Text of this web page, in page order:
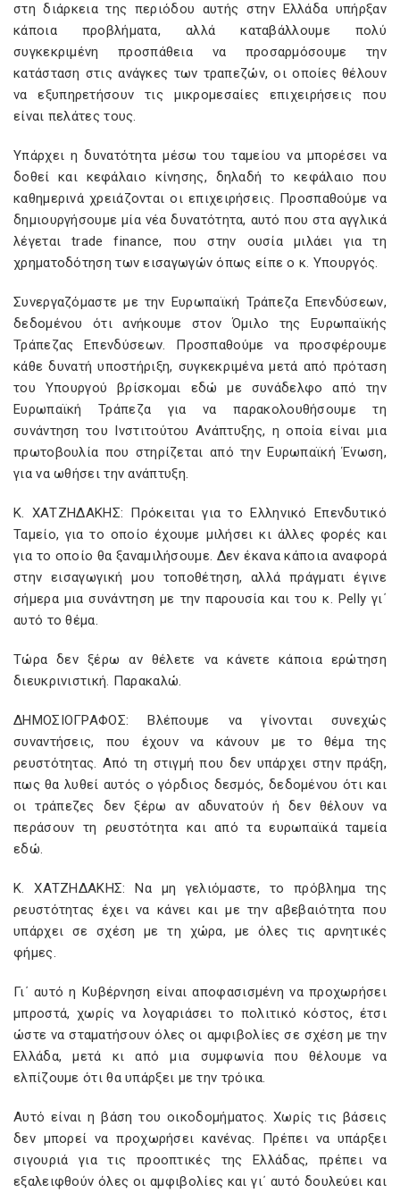
στη διάρκεια της περιόδου αυτής στην Ελλάδα υπήρξαν
κάποια προβλήματα, αλλά καταβάλλουμε πολύ
συγκεκριμένη προσπάθεια να προσαρμόσουμε την
κατάσταση στις ανάγκες των τραπεζών, οι οποίες θέλουν
να εξυπηρετήσουν τις μικρομεσαίες επιχειρήσεις που
είναι πελάτες τους.
Υπάρχει η δυνατότητα μέσω του ταμείου να μπορέσει να
δοθεί και κεφάλαιο κίνησης, δηλαδή το κεφάλαιο που
καθημερινά χρειάζονται οι επιχειρήσεις. Προσπαθούμε να
δημιουργήσουμε μία νέα δυνατότητα, αυτό που στα αγγλικά
λέγεται trade finance, που στην ουσία μιλάει για τη
χρηματοδότηση των εισαγωγών όπως είπε ο κ. Υπουργός.
Συνεργαζόμαστε με την Ευρωπαϊκή Τράπεζα Επενδύσεων,
δεδομένου ότι ανήκουμε στον Όμιλο της Ευρωπαϊκής
Τράπεζας Επενδύσεων. Προσπαθούμε να προσφέρουμε
κάθε δυνατή υποστήριξη, συγκεκριμένα μετά από πρόταση
του Υπουργού βρίσκομαι εδώ με συνάδελφο από την
Ευρωπαϊκή Τράπεζα για να παρακολουθήσουμε τη
συνάντηση του Ινστιτούτου Ανάπτυξης, η οποία είναι μια
πρωτοβουλία που στηρίζεται από την Ευρωπαϊκή Ένωση,
για να ωθήσει την ανάπτυξη.
Κ. ΧΑΤΖΗΔΑΚΗΣ: Πρόκειται για το Ελληνικό Επενδυτικό
Ταμείο, για το οποίο έχουμε μιλήσει κι άλλες φορές και
για το οποίο θα ξαναμιλήσουμε. Δεν έκανα κάποια αναφορά
στην εισαγωγική μου τοποθέτηση, αλλά πράγματι έγινε
σήμερα μια συνάντηση με την παρουσία και του κ. Pelly γι΄
αυτό το θέμα.
Τώρα δεν ξέρω αν θέλετε να κάνετε κάποια ερώτηση
διευκρινιστική. Παρακαλώ.
ΔΗΜΟΣΙΟΓΡΑΦΟΣ: Βλέπουμε να γίνονται συνεχώς
συναντήσεις, που έχουν να κάνουν με το θέμα της
ρευστότητας. Από τη στιγμή που δεν υπάρχει στην πράξη,
πως θα λυθεί αυτός ο γόρδιος δεσμός, δεδομένου ότι και
οι τράπεζες δεν ξέρω αν αδυνατούν ή δεν θέλουν να
περάσουν τη ρευστότητα και από τα ευρωπαϊκά ταμεία
εδώ.
Κ. ΧΑΤΖΗΔΑΚΗΣ: Να μη γελιόμαστε, το πρόβλημα της
ρευστότητας έχει να κάνει και με την αβεβαιότητα που
υπάρχει σε σχέση με τη χώρα, με όλες τις αρνητικές
φήμες.
Γι΄ αυτό η Κυβέρνηση είναι αποφασισμένη να προχωρήσει
μπροστά, χωρίς να λογαριάσει το πολιτικό κόστος, έτσι
ώστε να σταματήσουν όλες οι αμφιβολίες σε σχέση με την
Ελλάδα, μετά κι από μια συμφωνία που θέλουμε να
ελπίζουμε ότι θα υπάρξει με την τρόικα.
Αυτό είναι η βάση του οικοδομήματος. Χωρίς τις βάσεις
δεν μπορεί να προχωρήσει κανένας. Πρέπει να υπάρξει
σιγουριά για τις προοπτικές της Ελλάδας, πρέπει να
εξαλειφθούν όλες οι αμφιβολίες και γι΄ αυτό δουλεύει και